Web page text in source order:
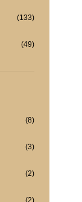
(133)
(49)
(8)
(3)
(2)
(2)